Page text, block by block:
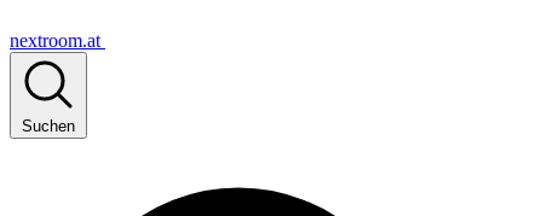
nextroom.at
Suchen